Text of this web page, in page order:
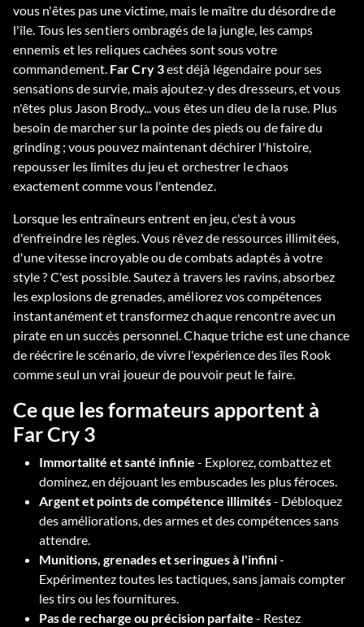
vous n'êtes pas une victime, mais le maître du désordre de
l'île. Tous les sentiers ombragés de la jungle, les camps
ennemis et les reliques cachées sont sous votre
commandement. Far Cry 3est déjà légendaire pour ses
sensations de survie, mais ajoutez-y des dresseurs, et vous
n'êtes plus Jason Brody... vous êtes un dieu de la ruse. Plus
besoin de marcher sur la pointe des pieds ou de faire du
grinding ; vous pouvez maintenant déchirer l'histoire,
repousser les limites du jeu et orchestrer le chaos
exactement comme vous l'entendez.
Lorsque les entraîneurs entrent en jeu, c'est à vous
d'enfreindre les règles. Vous rêvez de ressources illimitées,
d'une vitesse incroyable ou de combats adaptés à votre
style ? C'est possible. Sautez à travers les ravins, absorbez
les explosions de grenades, améliorez vos compétences
instantanément et transformez chaque rencontre avec un
pirate en un succès personnel. Chaque triche est une chance
de réécrire le scénario, de vivre l'expérience des îles Rook
comme seul un vrai joueur de pouvoir peut le faire.
Ce que les formateurs apportent à
Far Cry 3
Immortalité et santé infinie - Explorez, combattez et
dominez, en déjouant les embuscades les plus féroces.
Argent et points de compétence illimités- Débloquez
des améliorations, des armes et des compétences sans
attendre.
Munitions, grenades et seringues à l'infini-
Expérimentez toutes les tactiques, sans jamais compter
les tirs ou les fournitures.
Pas de recharge ou précision parfaite - Restez